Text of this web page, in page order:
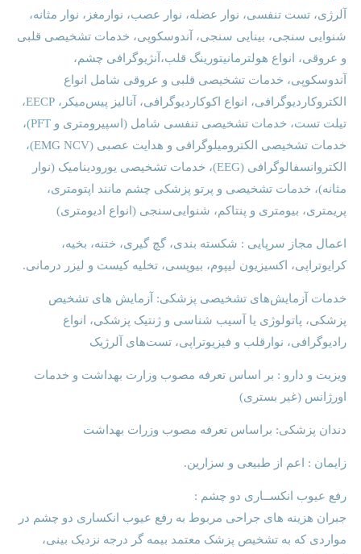
آلرژی، تست تنفسی، نوار عضله، نوار عصب، نوارمغز، نوار مثانه،
شنوایی سنجی، بینایی سنجی، آندوسکوپی، خدمات تشخیصی قلبی
و عروقی، انواع هولترمانیتورینگ قلب،آنژیوگرافی چشم،
آندوسکوپی، خدمات تشخیصی قلبی و عروقی شامل انواع
الکتروکاردیوگرافی، انواع اکوکاردیوگرافی، آنالیز پیس‌میکر، EECP،
تیلت تست، خدمات تشخیصی تنفسی شامل (اسپیرومتری و PFT)،
خدمات تشخیصی الکترومیلوگرافی و هدایت عصبی (EMG NCV)،
الکتروانسفالوگرافی (EEG)، خدمات تشخیصی یورودینامیک (نوار
مثانه)، خدمات تشخیصی و پرتو پزشکی چشم مانند اپتومتری،
پریمتری، بیومتری و پنتاکم، شنوایی‌سنجی (انواع ادیومتری)
اعمال مجاز سرپایی : شکسته بندی، گچ گیری، ختنه، بخیه،
کرایوتراپی، اکسیزیون لیپوم، بیوپسی، تخلیه کیست و لیزر درمانی.
خدمات آزمایش‌های تشخیصی پزشکی: آزمایش های تشخیص
پزشکی، پاتولوژی یا آسیب شناسی و ژنتیک پزشکی، انواع
رادیوگرافی، نوارقلب و فیزیوتراپی، تست‌های آلرژیک
ویزیت و دارو : بر اساس تعرفه مصوب وزارت بهداشت و خدمات
اورژانس (غیر بستری)
دندان پزشکی: براساس تعرفه مصوب وزرات بهداشت
زایمان : اعم از طبیعی و سزارین.
رفع عیوب انکســاری دو چشم :
جبران هزینه های جراحی مربوط به رفع عیوب انکساری دو چشم در
مواردی که به تشخیص پزشک معتمد بیمه گر درجه نزدیک بینی،